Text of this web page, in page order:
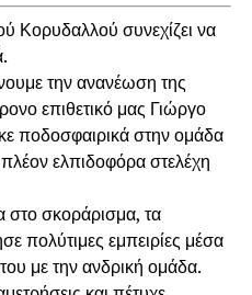
Κορυδαλλού συνεχίζει να
την ανανέωση της
επιθετικό μας Γιώργο
ποδοσφαιρικά στην ομάδα
ελπιδοφόρα στελέχη
στο σκοράρισμα, τα
πολύτιμες εμπειρίες μέσα
με την ανδρική ομάδα.